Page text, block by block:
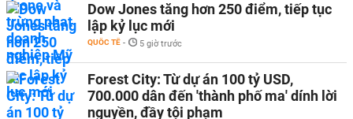
Dow Jones tăng hơn 250 điểm, tiếp tục
lập kỷ lục mới
QUỐC TẾ - 5 giờ trước
Forest City: Từ dự án 100 tỷ USD,
700.000 dân đến 'thành phố ma' dính lời
nguyền, đầy tội phạm